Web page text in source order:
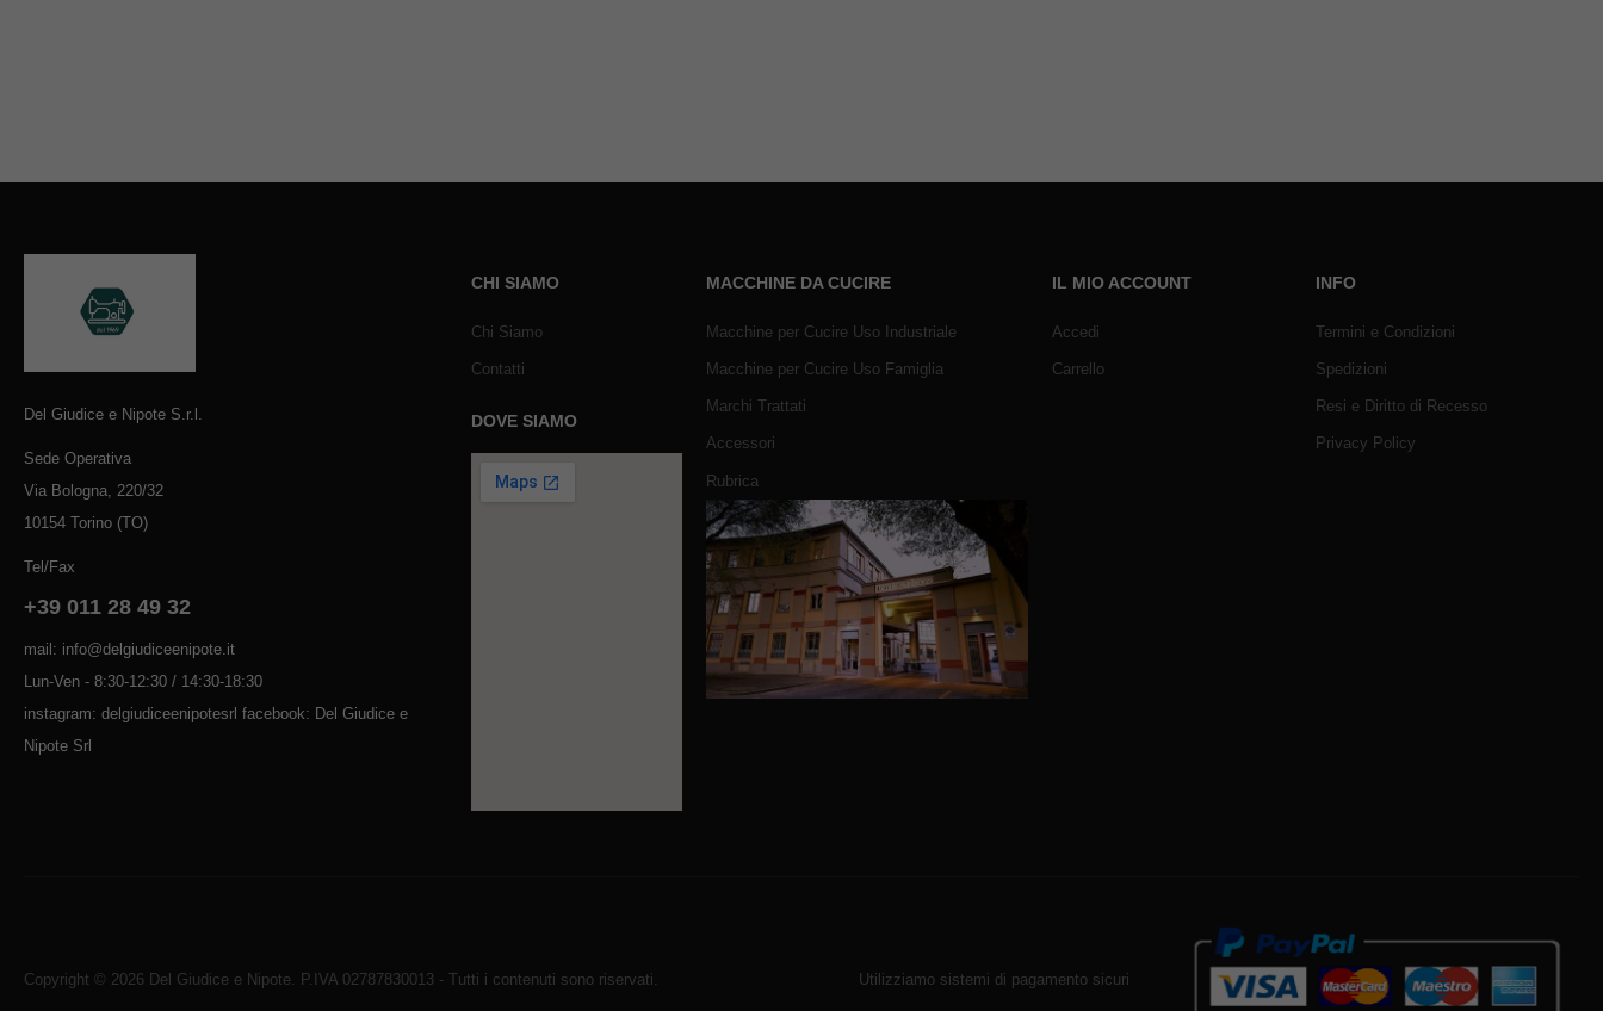
Del Giudice e Nipote S.r.l.
Sede Operativa
Via Bologna, 220/32
10154 Torino (TO)
Tel/Fax
+39 011 28 49 32
mail: info@delgiudiceenipote.it
Lun-Ven - 8:30-12:30 / 14:30-18:30
instagram: delgiudiceenipotesrl facebook: Del Giudice e
Nipote Srl
CHI SIAMO
Chi Siamo
Contatti
DOVE SIAMO
MACCHINE DA CUCIRE
Macchine per Cucire Uso Industriale
Macchine per Cucire Uso Famiglia
Marchi Trattati
Accessori
Rubrica
IL MIO ACCOUNT
Accedi
Carrello
INFO
Termini e Condizioni
Spedizioni
Resi e Diritto di Recesso
Privacy Policy
Copyright © 2026 Del Giudice e Nipote. P.IVA 02787830013 - Tutti i contenuti sono riservati. Utilizziamo sistemi di pagamento sicuri